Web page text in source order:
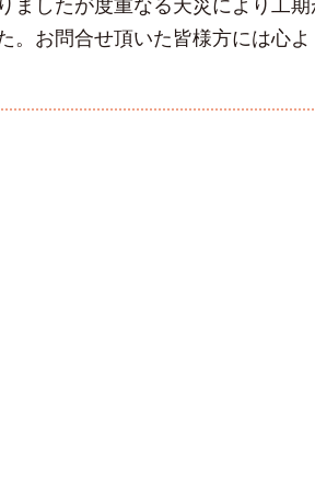
。お問合せ頂いた皆様方には心よ